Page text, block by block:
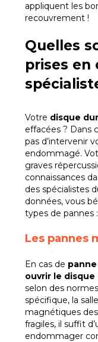
appliquent les
recouvrement !
Quelles
prises en
Votre disque
effacées ? Dans
pas d’intervenir
endommagé.
graves
connaissances
des spécialistes
données, vous
types de pannes :
Les pannes
En cas de
ouvrir le disque
selon des
spécifique, la
magnétiques
fragiles, il suffit
endommager